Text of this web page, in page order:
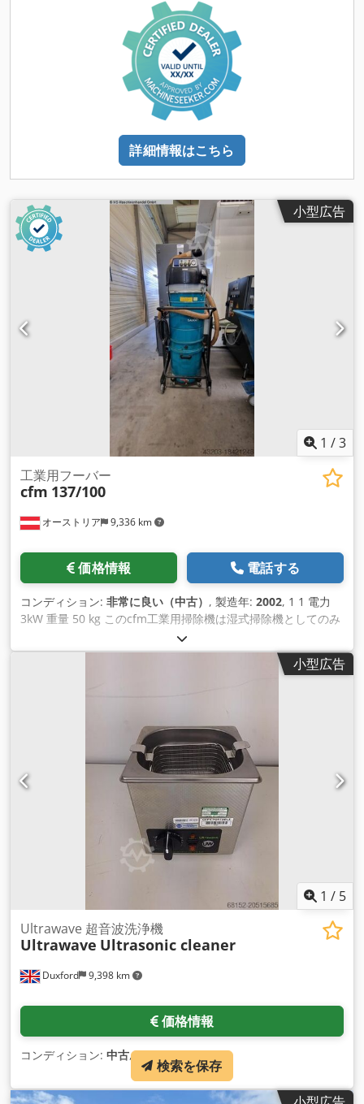
詳細情報はこちら
小型広告
1 /3
オーストリア 9,336 km
工業用フーバー
cfm 137/100
価格情報 電話する
コンディション: 非常に良い（中古） , 製造年: 2002, 1 1 電力
3kW 重量 50 kg このcfm工業用掃除機は湿式掃除機としてのみ
使用され、 Dsdpfxjvwgt Ts Aqgock 良好な状態
小型広告
1 / 5
Duxford 9,398 km
Ultrawave 超音波洗浄機
Ultrawave Ultrasonic cleaner
価格情報
コンディション: 中古,
検索を保存